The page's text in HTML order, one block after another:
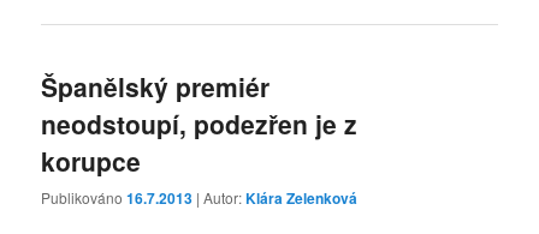
Španělský premiér
neodstoupí, podezřen je z
korupce
Publikováno16.7.2013 | Autor:Klára Zelenková